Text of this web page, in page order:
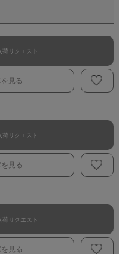
荷リクエスト
見る
荷リクエスト
見る
荷リクエスト
見る